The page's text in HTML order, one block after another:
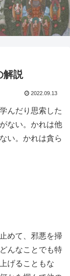
解説
2022.09.13
んだり思索した
ない。かれは他
い。かれは貪ら
めて、邪悪を掃
んなことでも特
げることもな